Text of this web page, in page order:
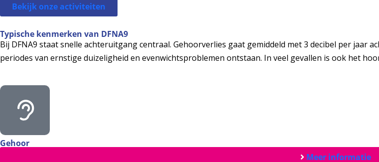
Bekijk onze activiteiten
Typische kenmerken van DFNA9
Bij DFNA9 staat snelle achteruitgang centraal. Gehoorverlies gaat gemiddeld met 3 decibel per
periodes van ernstige duizeligheid en evenwichtsproblemen ontstaan. In veel gevallen is ook het
Gehoor
Meer informatie